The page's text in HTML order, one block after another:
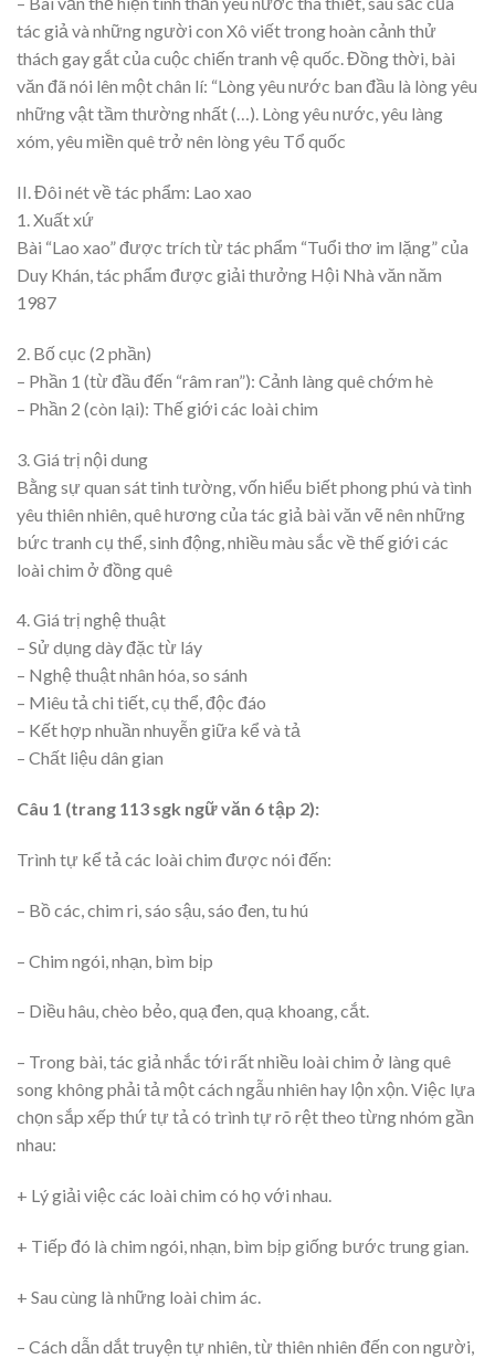
tác giả và những người con Xô viết trong hoàn cảnh thử
thách gay gắt của cuộc chiến tranh vệ quốc. Đồng thời, bài
văn đã nói lên một chân lí: “Lòng yêu nước ban đầu là lòng yêu
những vật tầm thường nhất (…). Lòng yêu nước, yêu làng
xóm, yêu miền quê trở nên lòng yêu Tổ quốc
II. Đôi nét về tác phẩm: Lao xao
1. Xuất xứ
Bài “Lao xao” được trích từ tác phẩm “Tuổi thơ im lặng” của
Duy Khán, tác phẩm được giải thưởng Hội Nhà văn năm
1987
2. Bố cục (2 phần)
– Phần 1 (từ đầu đến “râm ran”): Cảnh làng quê chớm hè
– Phần 2 (còn lại): Thế giới các loài chim
3. Giá trị nội dung
Bằng sự quan sát tinh tường, vốn hiểu biết phong phú và tình
yêu thiên nhiên, quê hương của tác giả bài văn vẽ nên những
bức tranh cụ thể, sinh động, nhiều màu sắc về thế giới các
loài chim ở đồng quê
4. Giá trị nghệ thuật
– Sử dụng dày đặc từ láy
– Nghệ thuật nhân hóa, so sánh
– Miêu tả chi tiết, cụ thể, độc đáo
– Kết hợp nhuần nhuyễn giữa kể và tả
– Chất liệu dân gian
Câu 1 (trang 113 sgk ngữ văn 6 tập 2):
Trình tự kể tả các loài chim được nói đến:
– Bồ các, chim ri, sáo sậu, sáo đen, tu hú
– Chim ngói, nhạn, bìm bịp
– Diều hâu, chèo bẻo, quạ đen, quạ khoang, cắt.
– Trong bài, tác giả nhắc tới rất nhiều loài chim ở làng quê
song không phải tả một cách ngẫu nhiên hay lộn xộn. Việc lựa
chọn sắp xếp thứ tự tả có trình tự rõ rệt theo từng nhóm gần
nhau:
+ Lý giải việc các loài chim có họ với nhau.
+ Tiếp đó là chim ngói, nhạn, bìm bịp giống bước trung gian.
+ Sau cùng là những loài chim ác.
– Cách dẫn dắt truyện tự nhiên, từ thiên nhiên đến con người,